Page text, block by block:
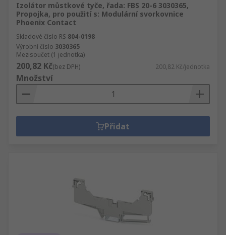
Izolátor můstkové tyče, řada: FBS 20-6 3030365,
Propojka, pro použití s: Modulární svorkovnice
Phoenix Contact
Skladové číslo RS 804-0198
Výrobní číslo 3030365
Mezisoučet (1 jednotka)
200,82 Kč(bez DPH) 200,82 Kč/jednotka
Množství
Přidat